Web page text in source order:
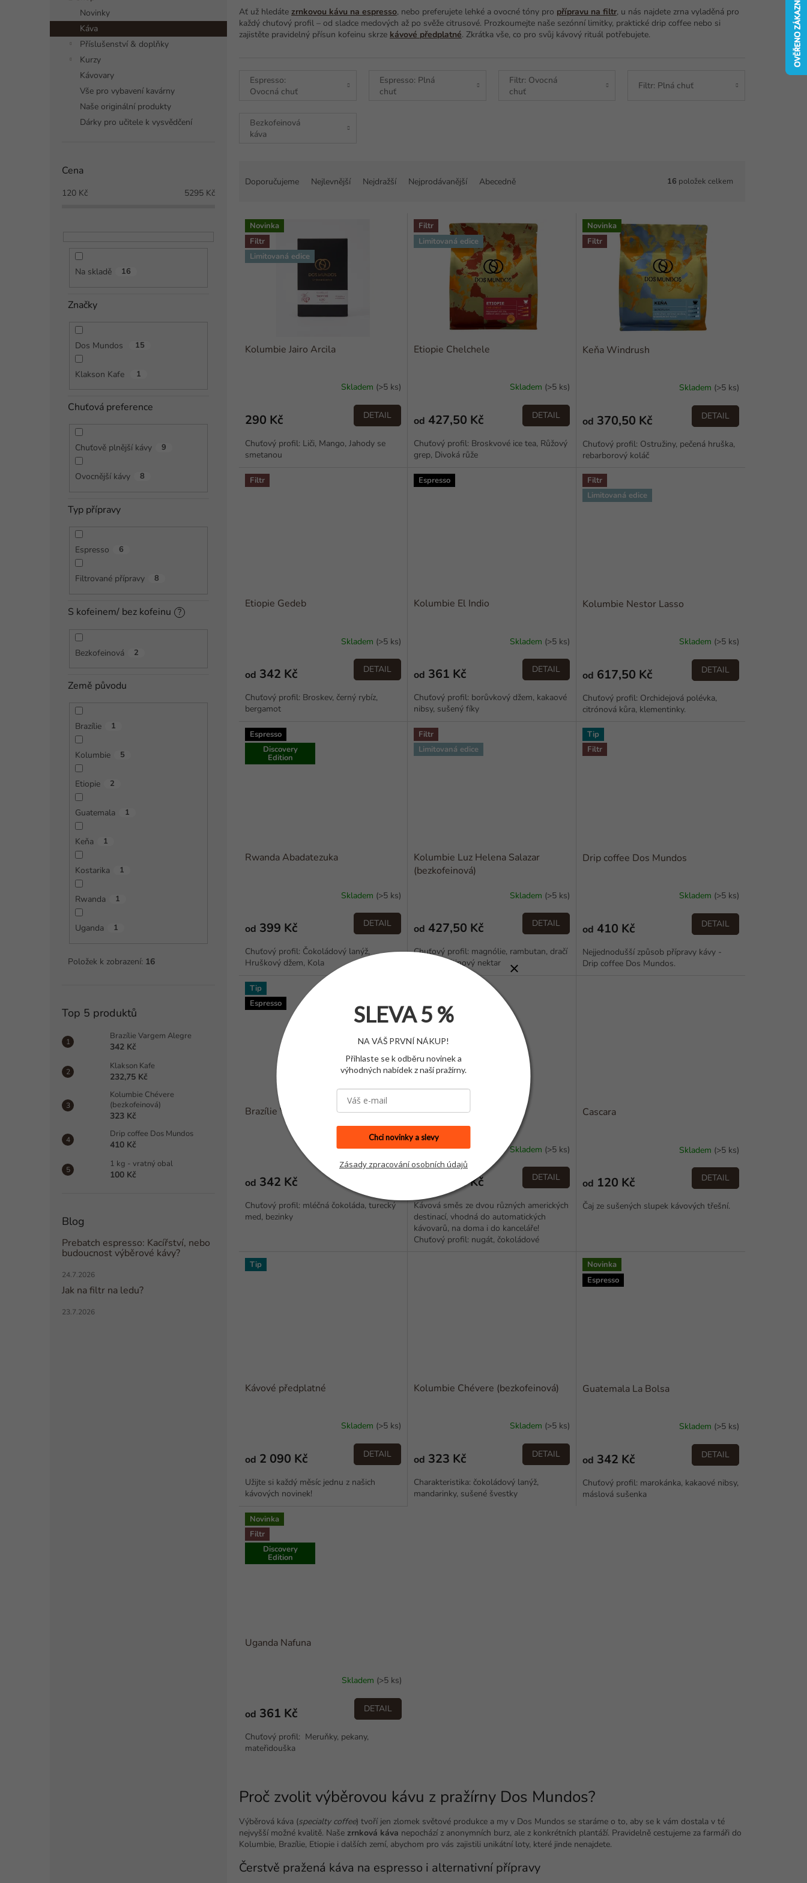
n
Novinky
Káva
Příslušenství & doplňky
Kurzy
Kávovary
Vše pro vybavení kavárny
Naše originální produkty
Dárky pro učitele k vysvědčení
Cena
120 Kč 5295 Kč
Na skladě 16
Značky
Dos Mundos 15
Klakson Kafe 1
Chuťová preference
Chuťově plnější kávy 9
Ovocnější kávy 8
Typ přípravy
Espresso 6
Filtrované přípravy 8
S kofeinem/ bez kofeinu ?
Bezkofeinová 2
Země původu
Brazílie 1
Kolumbie 5
Etiopie 2
Guatemala 1
Keňa 1
Kostarika 1
Rwanda 1
Uganda 1
Položek k zobrazení: 16
Top 5 produktů
Brazílie Vargem Alegre
342 Kč
Klakson Kafe
232,75 Kč
Kolumbie Chévere
(bezkofeinová)
323 Kč
Drip coffee Dos Mundos
410 Kč
1 kg - vratný obal
100 Kč
Blog
Prebatch espresso: Kacířství, nebo
budoucnost výběrové kávy?
24.7.2026
Jak na filtr na ledu?
23.7.2026
Ať už hledáte zrnkovou kávu na espresso, nebo preferujete lehké a ovocné tóny pro přípravu na filtr, u nás najdete zrna vyladěná pro
každý chuťový profil – od sladce medových až po svěže citrusové. Prozkoumejte naše sezónní limitky, praktické drip coffee nebo si
zajistěte pravidelný přísun kofeinu skrze kávové předplatné. Zkrátka vše, co pro svůj kávový rituál potřebujete.
Espresso:
Ovocná chuť
Espresso: Plná
chuť
Filtr: Ovocná
chuť
Filtr: Plná chuť
Bezkofeinová
káva
p
Doporučujeme Nejlevnější Nejdražší Nejprodávanější Abecedně 16 položek celkem
V
p
Novinka
Filtr
Limitovaná edice
Kolumbie Jairo Arcila
Skladem (>5 ks)
290 Kč DETAIL
Chuťový profil: Liči, Mango, Jahody se
smetanou
Filtr
Limitovaná edice
Etiopie Chelchele
Skladem (>5 ks)
od 427,50 Kč DETAIL
Chuťový profil: Broskvové ice tea, Růžový
grep, Divoká růže
Novinka
Filtr
Keňa Windrush
Skladem (>5 ks)
od 370,50 Kč DETAIL
Chuťový profil: Ostružiny, pečená hruška,
rebarborový koláč
Filtr
Etiopie Gedeb
Skladem (>5 ks)
od 342 Kč DETAIL
Chuťový profil: Broskev, černý rybíz,
bergamot
Espresso
Kolumbie El Indio
Skladem (>5 ks)
od 361 Kč DETAIL
Chuťový profil: borůvkový džem, kakaové
nibsy, sušený fíky
Filtr
Limitovaná edice
Kolumbie Nestor Lasso
Skladem (>5 ks)
od 617,50 Kč DETAIL
Chuťový profil: Orchidejová polévka,
citrónová kůra, klementinky.
Espresso
Discovery
Edition
Rwanda Abadatezuka
Skladem (>5 ks)
od 399 Kč DETAIL
Chuťový profil: Čokoládový lanýž,
Hruškový džem, Kola
Filtr
Limitovaná edice
Kolumbie Luz Helena Salazar
(bezkofeinová)
Skladem (>5 ks)
od 427,50 Kč DETAIL
Chuťový profil: magnólie, rambutan, dračí
ovoce, květinový nektar
Tip
Filtr
Drip coffee Dos Mundos
Skladem (>5 ks)
od 410 Kč DETAIL
Nejjednodušší způsob přípravy kávy -
Drip coffee Dos Mundos.
Tip
Espresso
Brazílie Vargem Alegre
Skladem(>5 ks)
od 342 Kč
Chuťový profil: mléčná čokoláda, turecký
med, bezinky
Klakson Kafe
Skladem (>5 ks)
232,75 Kč DETAIL
Kávová směs ze dvou různých amerických
destinací, vhodná do automatických
kávovarů, na doma i do kanceláře!
Chuťový profil: nugát, čokoládové
Cascara
Skladem (>5 ks)
od 120 Kč DETAIL
Čaj ze sušených slupek kávových třešní.
Tip
Kávové předplatné
Skladem (>5 ks)
od 2 090 Kč DETAIL
Užijte si každý měsíc jednu z našich
kávových novinek!
Kolumbie Chévere (bezkofeinová)
Skladem (>5 ks)
od 323 Kč DETAIL
Charakteristika: čokoládový lanýž,
mandarinky, sušené švestky
Novinka
Espresso
Guatemala La Bolsa
Skladem (>5 ks)
od 342 Kč DETAIL
Chuťový profil: marokánka, kakaové nibsy,
máslová sušenka
Novinka
Filtr
Discovery
Edition
Uganda Nafuna
Skladem (>5 ks)
od 361 Kč DETAIL
Chuťový profil: Meruňky, pekany,
mateřidouška
l
á
d
a
c
p
Proč zvolit výběrovou kávu z pražírny Dos Mundos?
Výběrová káva (specialty coffee) tvoří jen zlomek světové produkce a my v Dos Mundos se staráme o to, aby se k vám dostala v té
nejvyšší možné kvalitě. Naše zrnková káva nepochází z anonymních burz, ale z konkrétních plantáží. Pravidelně cestujeme za farmáři do
Kolumbie, Brazílie, Etiopie i dalších zemí, abychom pro vás zajistili unikátní loty, které jinde nenajdete.
Čerstvě pražená káva na espresso i alternativní přípravy
SLEVA 5 %
NA VÁŠ PRVNÍ NÁKUP!
Přihlaste se k odběru novinek a
výhodných nabídek z naší pražírny.
Chci novinky a slevy
Zásady zpracování osobních údajů